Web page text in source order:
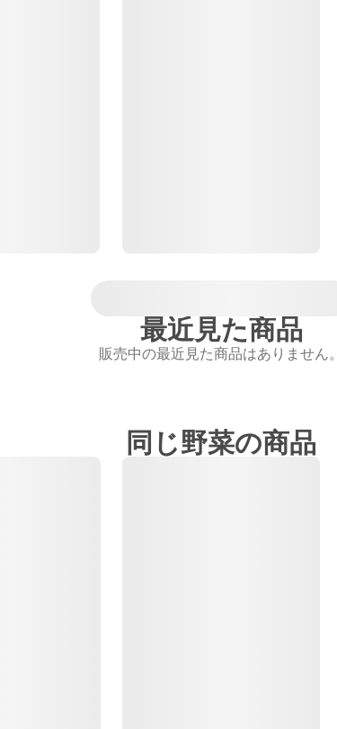
最近見た商品
販売中の最近見た商品はありません。
同じ野菜の商品